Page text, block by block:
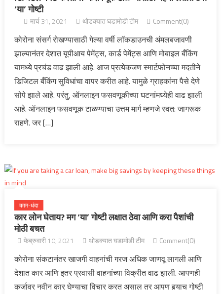
‘या’ गोष्टी
मार्च 31, 2021 थोडक्यात घडामोडी टीम Comment(0)
कोरोना संसर्ग रोखण्यासाठी गेल्या वर्षी लॉकडाउनची अंमलबजावणी
झाल्यानंतर देशात यूपीआय पेमेंट्स, कार्ड पेमेंट्स आणि मोबाइल बँकिंग
यामध्ये प्रचंड वाढ झाली आहे. आज प्रत्येकजण स्मार्टफोनच्या मदतीने
डिजिटल बँकिंग सुविधांचा वापर करीत आहे. यामुळे ग्राहकांना पैसे देणे
सोपे झाले आहे. परंतु, ऑनलाइन फसवणूकीच्या घटनांमध्येही वाढ झाली
आहे. ऑनलाइन फसवणूक टाळण्याचा उत्तम मार्ग म्हणजे स्वत: जागरूक
राहणे. जर […]
काम-धंदा
कार लोन घेताय? मग ‘या’ गोष्टी लक्षात ठेवा आणि करा पैशांची
मोठी बचत
फेब्रुवारी 10, 2021 थोडक्यात घडामोडी टीम Comment(0)
कोरोना संकटानंतर खाजगी वाहनांची गरज अधिक जाणवू लागली आणि
देशात कार आणि इतर प्रवासी वाहनांच्या विक्रीत वाढ झाली. आपणही
कर्जावर नवीन कार घेण्याचा विचार करत असाल तर आपण बर्‍याच गोष्टी